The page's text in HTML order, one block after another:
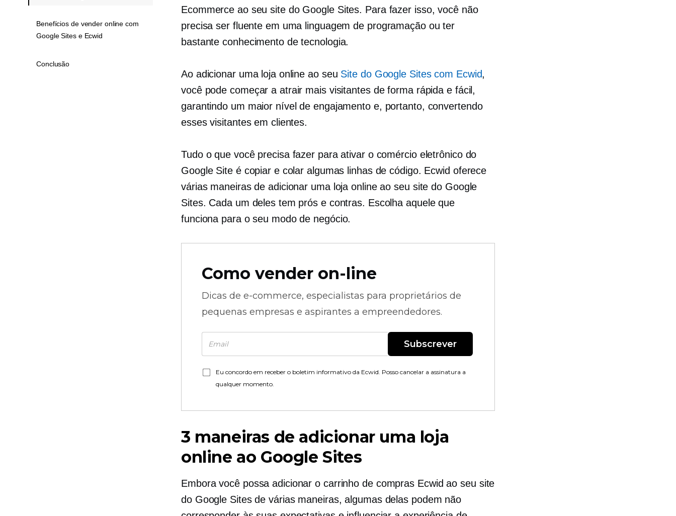
Ecommerce ao seu site do Google Sites. Para fazer isso, você não
precisa ser fluente em uma linguagem de programação ou ter
bastante conhecimento de tecnologia.
Ao adicionar uma loja online ao seu Site do Google Sites com Ecwid,
você pode começar a atrair mais visitantes de forma rápida e fácil,
garantindo um maior nível de engajamento e, portanto, convertendo
esses visitantes em clientes.
Tudo o que você precisa fazer para ativar o comércio eletrônico do
Google Site é copiar e colar algumas linhas de código. Ecwid oferece
várias maneiras de adicionar uma loja online ao seu site do Google
Sites. Cada um deles tem prós e contras. Escolha aquele que
funciona para o seu modo de negócio.
Como vender on-line
Dicas de e-commerce, especialistas para proprietários de
pequenas empresas e aspirantes a empreendedores.
Subscrever
Eu concordo em receber o boletim informativo da Ecwid. Posso cancelar a assinatura a
qualquer momento.
3 maneiras de adicionar uma loja
online ao Google Sites
Embora você possa adicionar o carrinho de compras Ecwid ao seu site
do Google Sites de várias maneiras, algumas delas podem não
Benefícios de vender online com
Google Sites e Ecwid
Conclusão